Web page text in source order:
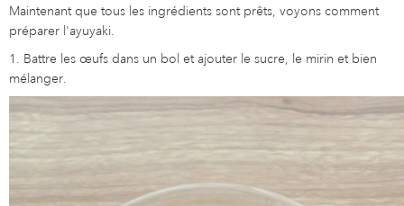
Maintenant que tous les ingrédients sont prêts, voyons comment
préparer l'ayuyaki.
1. Battre les œufs dans un bol et ajouter le sucre, le mirin et bien
mélanger.